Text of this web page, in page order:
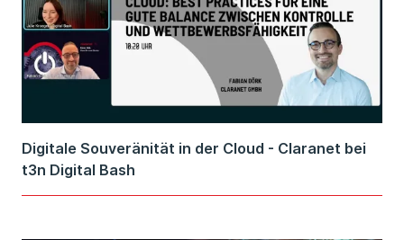
Digitale Souveränität in der Cloud - Claranet bei
t3n Digital Bash